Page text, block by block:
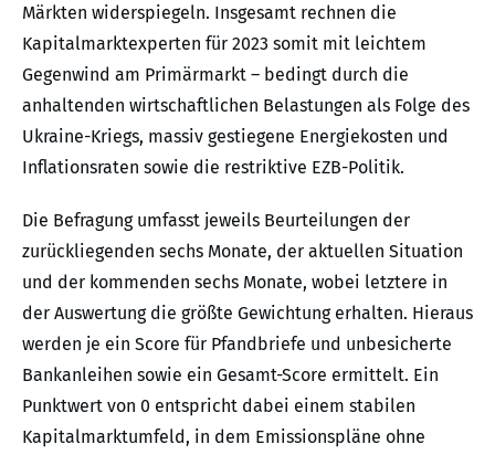
Märkten widerspiegeln. Insgesamt rechnen die
Kapitalmarktexperten für 2023 somit mit leichtem
Gegenwind am Primärmarkt – bedingt durch die
anhaltenden wirtschaftlichen Belastungen als Folge des
Ukraine-Kriegs, massiv gestiegene Energiekosten und
Inflationsraten sowie die restriktive EZB-Politik.
Die Befragung umfasst jeweils Beurteilungen der
zurückliegenden sechs Monate, der aktuellen Situation
und der kommenden sechs Monate, wobei letztere in
der Auswertung die größte Gewichtung erhalten. Hieraus
werden je ein Score für Pfandbriefe und unbesicherte
Bankanleihen sowie ein Gesamt-Score ermittelt. Ein
Punktwert von 0 entspricht dabei einem stabilen
Kapitalmarktumfeld, in dem Emissionspläne ohne